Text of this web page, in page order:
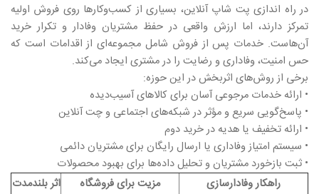
در راه‌ اندازی پت شاپ آنلاین، بسیاری از کسب‌وکارها روی فروش اولیه
تمرکز دارند، اما ارزش واقعی در حفظ مشتریان وفادار و تکرار خرید
آن‌هاست. خدمات پس از فروش شامل مجموعه‌ای از اقدامات است که
حس امنیت، وفاداری و رضایت را در مشتری ایجاد می‌کند.
برخی از روش‌های اثربخش در این حوزه:
• ارائه خدمات مرجوعی آسان برای کالاهای آسیب‌دیده
• پاسخ‌گویی سریع و مؤثر در شبکه‌های اجتماعی و چت آنلاین
• ارائه تخفیف یا هدیه در خرید دوم
• سیستم امتیاز وفاداری یا ارسال رایگان برای مشتریان دائمی
• ثبت بازخورد مشتریان و تحلیل داده‌ها برای بهبود محصولات
راهکار وفادارسازی
مزیت برای فروشگاه
اثر بلندمدت